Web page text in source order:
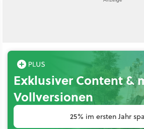
Exklusiver Content &
Vollversionen
25% im ersten Jahr